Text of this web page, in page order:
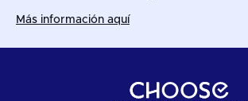
Más información aquí